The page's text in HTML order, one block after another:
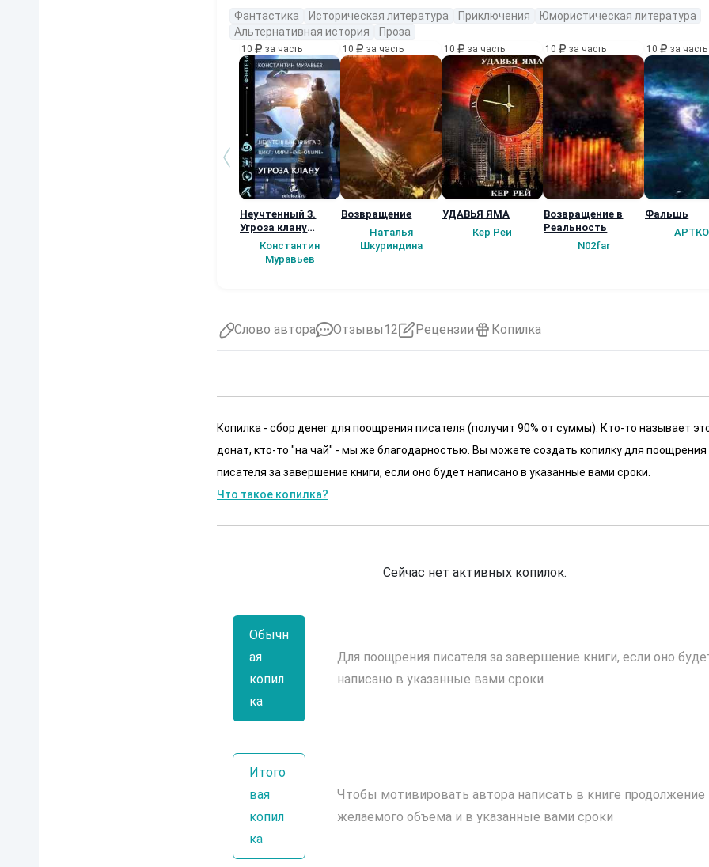
Фантастика Историческая литература Приключения
Юмористическая литература
Альтернативная история
Проза
10 за часть
Неучтенный 3.
Угроза клану
(Альтернативное
продолжение)
Константин
Муравьев
10 за часть
Возвращение
Наталья
Шкуриндина
10 за часть
УДАВЬЯ ЯМА
Кер Рей
10 за часть
Возвращение в
Реальность
N02far
10 за часть
Фальшь
Слово автора Отзывы12 Рецензии Копилка
Копилка - сбор денег для поощрения писателя (получит 90% от суммы). Кто-то называет
донат, кто-то "на чай" - мы же благодарностью. Вы можете создать копилку для поощрения
писателя за завершение книги, если оно будет написано в указанные вами сроки.
Что такое копилка?
Сейчас нет активных копилок.
Обычн
ая
копил
ка
Для поощрения писателя за завершение книги, если оно
написано в указанные вами сроки
Итого
вая
копил
ка
Чтобы мотивировать автора написать в книге продолжение
желаемого объема и в указанные вами сроки